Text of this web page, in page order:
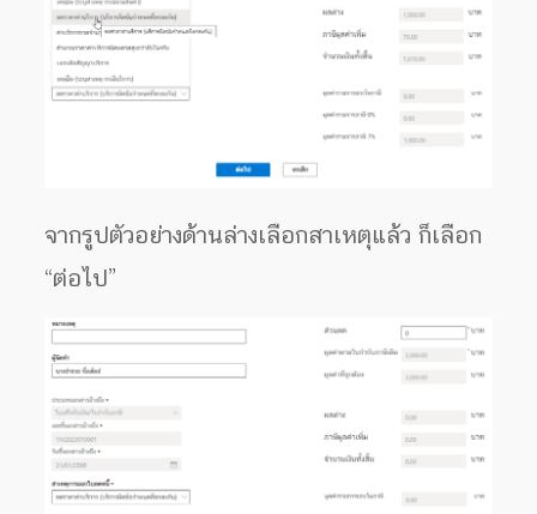
จากรูปตัวอย่างด้านล่างเลือกสาเหตุแล้ว ก็เลือก
“ต่อไป”